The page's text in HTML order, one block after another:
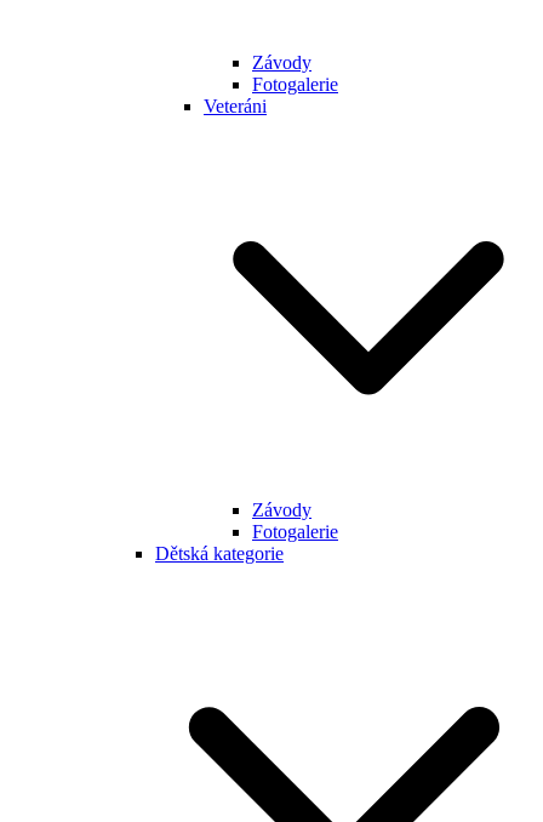
Závody
Fotogalerie
Veteráni
Závody
Fotogalerie
Dětská kategorie